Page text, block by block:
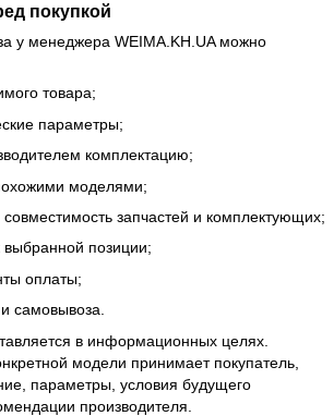
покупкой
у менеджера WEIMA.KH.UA можно
товара;
параметры;
комплектацию;
моделями;
запчастей и комплектующих;
выбранной позиции;
оплаты;
самовывоза.
в информационных целях.
модели принимает покупатель,
параметры, условия будущего
производителя.